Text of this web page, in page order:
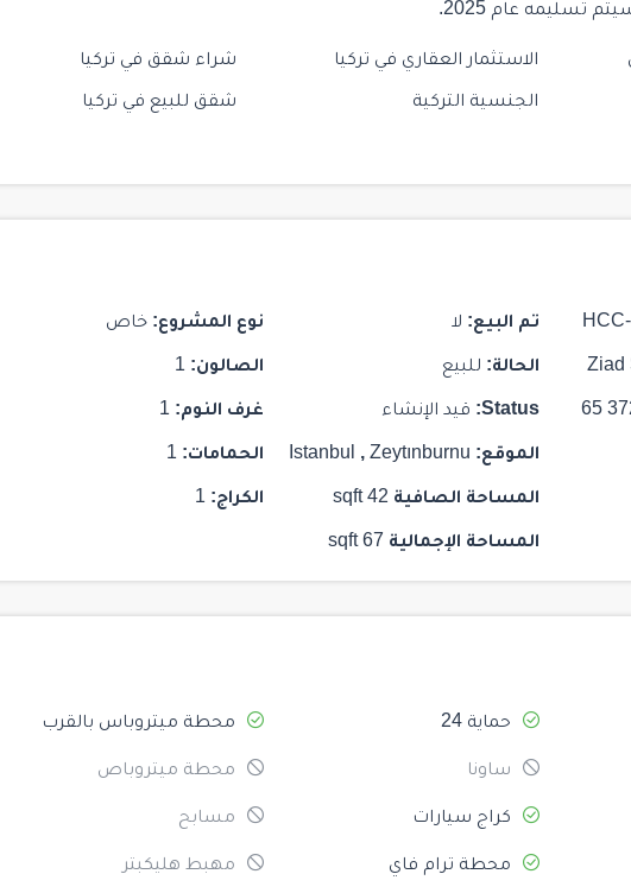
تسليمه عام 2025.
الاستثمار العقاري في تركيا شراء شقق في تركيا
الجنسية التركية شقق للبيع في تركيا
+90 538 372 65
تم البيع:
الحالة:
Status: قيد الإنشاء
الموقع: Istanbul , Zeytınburnu
المساحة الصافية
المساحة الإجمالية
نوع المشروع: خاص
الصالون: 1
غرف النوم: 1
الحمامات: 1
الكراج: 1
حماية 24
ساونا
كراج سيارات
محطة ترام فاي
محطة ميتروباس بالقرب
محطة ميتروباص
مسابح
مهبط هليكبتر
28
HCC-IST 142 MARTİ
HCC-IST 141 ELITE CONCEPT